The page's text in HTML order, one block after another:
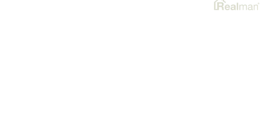
Realitní SWRealman